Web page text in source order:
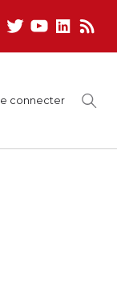
connecter